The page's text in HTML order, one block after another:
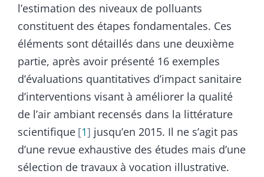
l’estimation des niveaux de polluants
constituent des étapes fondamentales. Ces
éléments sont détaillés dans une deuxième
partie, après avoir présenté 16 exemples
d’évaluations quantitatives d’impact sanitaire
d’interventions visant à améliorer la qualité
de l’air ambiant recensés dans la littérature
scientifique 1
jusqu’en 2015. Il ne s’agit pas
d’une revue exhaustive des études mais d’une
sélection de travaux à vocation illustrative.